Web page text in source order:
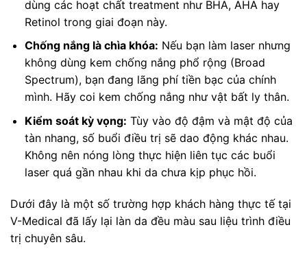
dùng các hoạt chất treatment như BHA, AHA hay
Retinol trong giai đoạn này.
Chống nắng là chìa khóa: Nếu bạn làm laser nhưng
không dùng kem chống nắng phổ rộng (Broad
Spectrum), bạn đang lãng phí tiền bạc của chính
mình. Hãy coi kem chống nắng như vật bất ly thân.
Kiểm soát kỳ vọng: Tùy vào độ đậm và mật độ của
tàn nhang, số buổi điều trị sẽ dao động khác nhau.
Không nên nóng lòng thực hiện liên tục các buổi
laser quá gần nhau khi da chưa kịp phục hồi.
Dưới đây là một số trường hợp khách hàng thực tế tại
V-Medical đã lấy lại làn da đều màu sau liệu trình điều
trị chuyên sâu.